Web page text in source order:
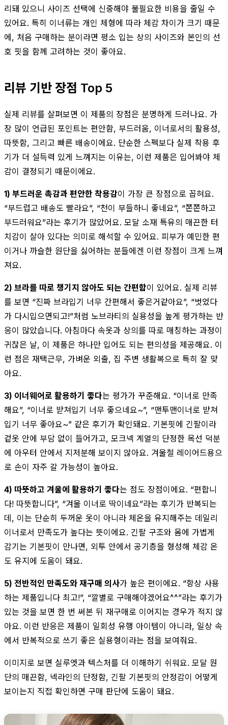
리돼 있으니 사이즈 선택에 신중해야 불필요한 비용을 줄일 수
있어요. 특히 이너류는 개인 체형에 따라 체감 차이가 크기 때문
에, 처음 구매하는 분이라면 평소 입는 상의 사이즈와 본인의 선
호 핏을 함께 고려하는 것이 좋아요.
리뷰 기반 장점 Top 5
실제 리뷰를 살펴보면 이 제품의 장점은 분명하게 드러나요. 가
장 많이 언급된 포인트는 편안함, 부드러움, 이너로서의 활용성,
따뜻함, 그리고 빠른 배송이에요. 단순한 스펙보다 실제 착용 후
기가 더 설득력 있게 느껴지는 이유는, 이런 제품은 입어봐야 체
감이 결정되기 때문이에요.
1) 부드러운 촉감과 편안한 착용감이 가장 큰 장점으로 꼽혀요.
“부드럽고 배송도 빨라요”, “천이 부들하니 좋네요”, “쫀쫀하고
부드러워요”라는 후기가 많았어요. 모달 소재 특유의 매끈한 터
치감이 살아 있다는 의미로 해석할 수 있어요. 피부가 예민한 편
이거나 까슬한 원단을 싫어하는 분들에겐 이런 장점이 크게 느껴
져요.
2) 브라를 따로 챙기지 않아도 되는 간편함이 있어요. 실제 리뷰
를 보면 “진짜 브라입기 너무 간편해서 좋은거같아요”, “벗었다
가 다시입으면되고!”처럼 노브라티의 실용성을 높게 평가하는 반
응이 많았습니다. 아침마다 속옷과 상의를 따로 매칭하는 과정이
귀찮은 날, 이 제품은 하나만 입어도 되는 편의성을 제공해요. 이
런 점은 재택근무, 가벼운 외출, 집 주변 생활복으로 특히 잘 맞
아요.
3) 이너웨어로 활용하기 좋다는 평가가 꾸준해요. “이너로 만족
해요”, “이너로 받쳐입기 너무 좋으네요~”, “맨투맨이너로 받쳐
입기 너무 좋아요~” 같은 후기가 확인돼요. 기본핏에 긴팔이라
겉옷 안에 부담 없이 들어가고, 모크넥 계열의 단정한 목선 덕분
에 아우터 안에서 지저분해 보이지 않아요. 겨울철 레이어드용으
로 손이 자주 갈 가능성이 높아요.
4) 따뜻하고 겨울에 활용하기 좋다는 점도 장점이에요. “편합니
다! 따뜻합니다”, “겨울 이너로 딱이네요”라는 후기가 반복되는
데, 이는 단순히 두꺼운 옷이 아니라 체온을 유지해주는 데일리
이너로서 만족도가 높다는 뜻이에요. 긴팔 구조와 몸에 가볍게
감기는 기본핏이 만나면, 외투 안에서 공기층을 형성해 체감 온
도 유지에 도움이 돼요.
5) 전반적인 만족도와 재구매 의사가 높은 편이에요. “항상 사용
하는 제품입니다 최고!”, “깔별로 구매해야겠어요^^”라는 후기가
있는 것을 보면 한 번 써본 뒤 재구매로 이어지는 경우가 적지 않
아요. 이런 반응은 제품이 일회성 유행 아이템이 아니라, 일상 속
에서 반복적으로 쓰기 좋은 실용형이라는 점을 보여줘요.
이미지로 보면 실루엣과 텍스처를 더 이해하기 쉬워요. 모달 원
단의 매끈함, 넥라인의 단정함, 긴팔 기본핏의 안정감이 어떻게
보이는지 직접 확인하면 구매 판단에 도움이 돼요.